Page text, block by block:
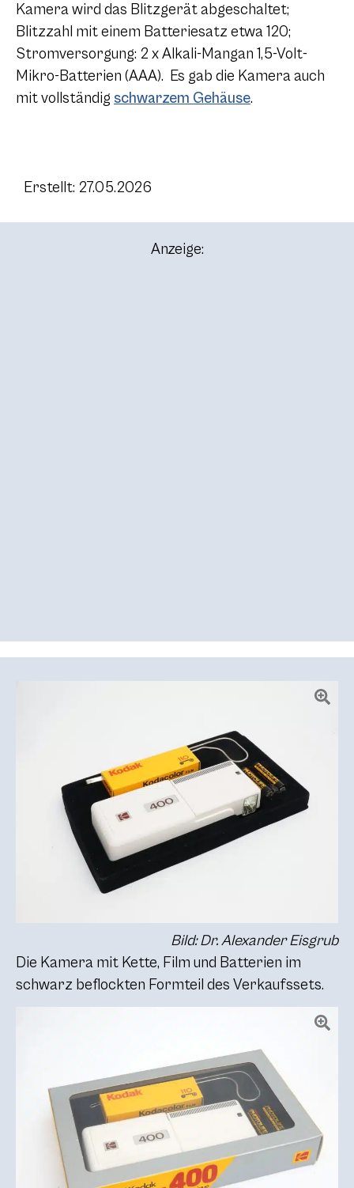
Kamera wird das Blitzgerät abgeschaltet;
Blitzzahl mit einem Batteriesatz etwa 120;
Stromversorgung: 2 x Alkali-Mangan 1,5-Volt-
Mikro-Batterien (AAA). Es gab die Kamera auch
mit vollständig schwarzem Gehäuse.
Erstellt: 27.05.2026
Anzeige:
Bild: Dr. Alexander Eisgrub
Die Kamera mit Kette, Film und Batterien im
schwarz beflockten Formteil des Verkaufssets.